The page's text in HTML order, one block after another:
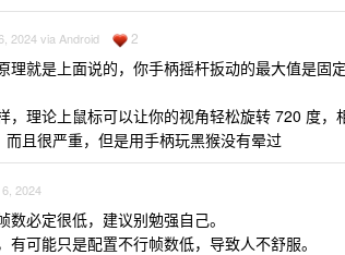
2024 via Android 2
理就是上面说的，你手柄摇杆扳动的最大值是固
，理论上鼠标可以让你的视角轻松旋转 720 度，
而且很严重，但是用手柄玩黑猴没有晕过
2024
数必定很低，建议别勉强自己。
有可能只是配置不行帧数低，导致人不舒服。